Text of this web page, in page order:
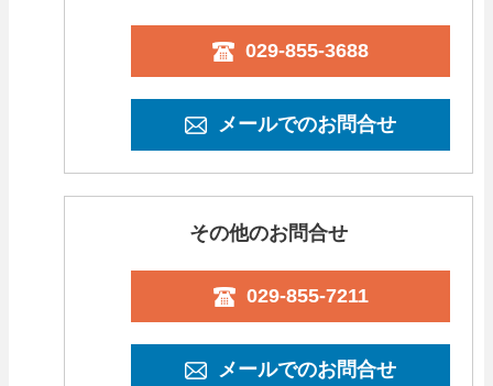
029-855-3688
メールでのお問合せ
その他のお問合せ
029-855-7211
メールでのお問合せ